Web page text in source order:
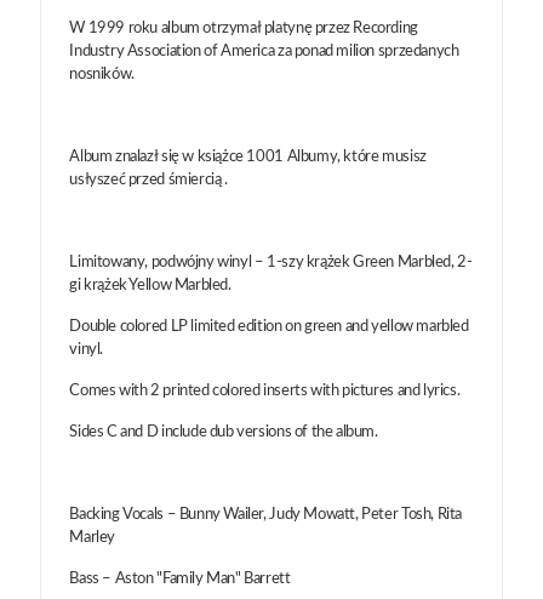
W 1999 roku album otrzymał platynę przez Recording
Industry Association of America za ponad milion sprzedanych
nosników.
Album znalazł się w książce 1001 Albumy, które musisz
usłyszeć przed śmiercią .
Limitowany, podwójny winyl – 1-szy krążek Green Marbled, 2-
gi krążek Yellow Marbled.
Double colored LP limited edition on green and yellow marbled
vinyl.
Comes with 2 printed colored inserts with pictures and lyrics.
Sides C and D include dub versions of the album.
Backing Vocals – Bunny Wailer, Judy Mowatt, Peter Tosh, Rita
Marley
Bass – Aston "Family Man" Barrett